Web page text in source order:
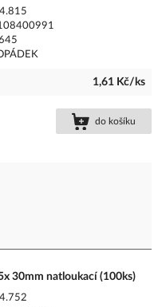
1,61 Kč/ks
do košíku
30mm natloukací (100ks)